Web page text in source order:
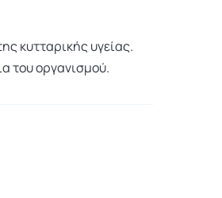
κυτταρικής υγείας.
του οργανισμού.